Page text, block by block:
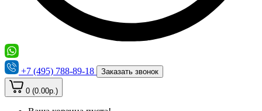
+7 (495) 788-89-18 Заказать звонок
0 (0.00р.)